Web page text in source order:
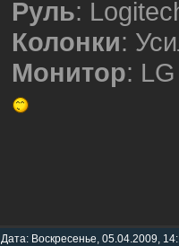
Руль:
Колонки:
Монитор:
Дата: Воскресенье, 05.04.2009,